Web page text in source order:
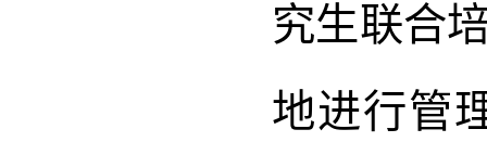
究生联合
地进行管